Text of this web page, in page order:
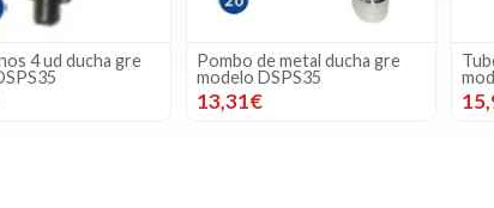
4 ud ducha gre
Pombo de metal ducha gre
modelo DSPS35
13,31€